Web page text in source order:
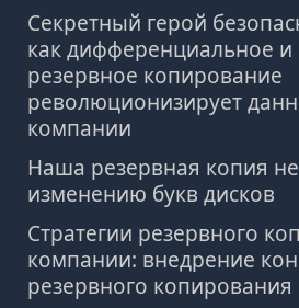
Секретный герой
как дифференциальное
резервное копирование
революционизирует
компании
Наша резервная копия
изменению букв дисков
Стратегии резервного
компании: внедрение
резервного копирования